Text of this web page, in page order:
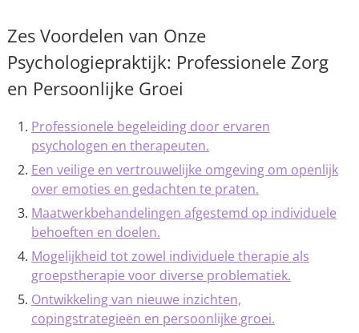
Zes Voordelen van Onze
Psychologiepraktijk: Professionele Zorg
en Persoonlijke Groei
Professionele begeleiding door ervaren
psychologen en therapeuten.
Een veilige en vertrouwelijke omgeving om openlijk
over emoties en gedachten te praten.
Maatwerkbehandelingen afgestemd op individuele
behoeften en doelen.
Mogelijkheid tot zowel individuele therapie als
groepstherapie voor diverse problematiek.
Ontwikkeling van nieuwe inzichten,
copingstrategieën en persoonlijke groei.